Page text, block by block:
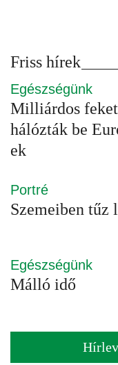
Friss hírek
Egészségünk
Milliárdos
hálózták be
ek
Portré
Szemeiben tűz
Egészségünk
Málló idő